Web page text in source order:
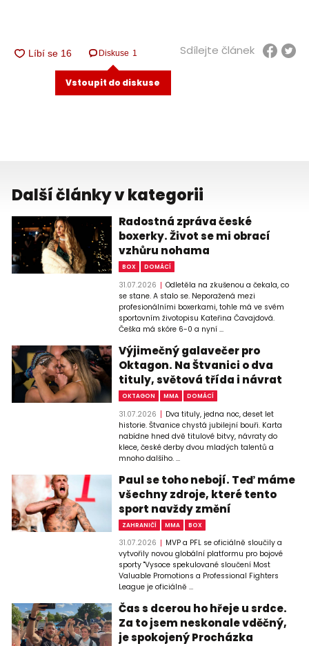
Diskuse 1
Vstoupit do diskuse
Sdílejte článek
Další články v kategorii
Radostná zpráva české
boxerky. Život se mi obrací
vzhůru nohama
BOX DOMÁCÍ
31.07.2026
Odletěla na zkušenou a čekala, co
se stane. A stalo se. Neporažená mezi
profesionálními boxerkami, tohle má ve svém
sportovním životopisu Kateřina Čavajdová.
Češka má skóre 6-0 a nyní ...
Výjimečný galavečer pro
Oktagon. Na Štvanici o dva
tituly, světová třída i návrat
OKTAGON MMA DOMÁCÍ
31.07.2026
Dva tituly, jedna noc, deset let
historie. Štvanice chystá jubilejní bouři. Karta
nabídne hned dvě titulové bitvy, návraty do
klece, české derby dvou mladých talentů a
mnoho dalšího. ...
Paul se toho nebojí. Teď máme
všechny zdroje, které tento
sport navždy změní
ZAHRANIČÍ MMA BOX
31.07.2026
MVP a PFL se oficiálně sloučily a
vytvořily novou globální platformu pro bojové
sporty "Vysoce spekulované sloučení Most
Valuable Promotions a Professional Fighters
League je oficiálně ...
Čas s dcerou ho hřeje u srdce.
Za to jsem neskonale vděčný,
je spokojený Procházka